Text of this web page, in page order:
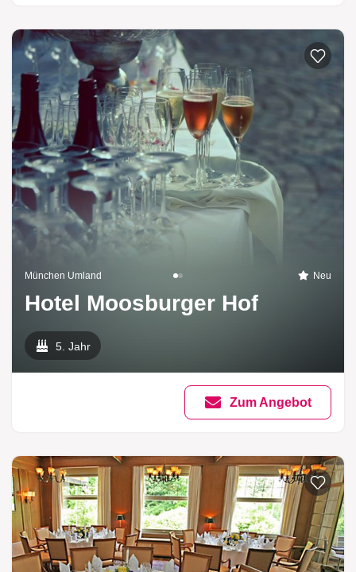
München Umland Neu
Hotel Moosburger Hof
5. Jahr
Zum Angebot